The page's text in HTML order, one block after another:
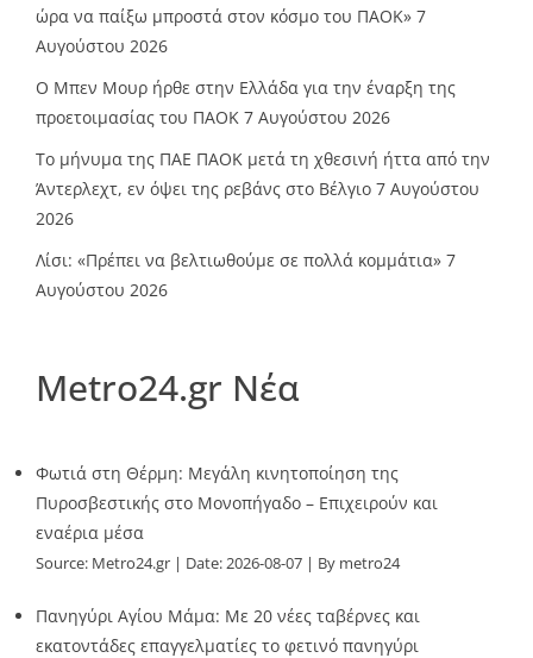
ώρα να παίξω μπροστά στον κόσμο του ΠΑΟΚ» 7
Αυγούστου 2026
O Mπεν Μουρ ήρθε στην Ελλάδα για την έναρξη της
προετοιμασίας του ΠΑΟΚ 7 Αυγούστου 2026
Το μήνυμα της ΠΑΕ ΠΑΟΚ μετά τη χθεσινή ήττα από την
Άντερλεχτ, εν όψει της ρεβάνς στο Βέλγιο 7 Αυγούστου
2026
Λίσι: «Πρέπει να βελτιωθούμε σε πολλά κομμάτια» 7
Αυγούστου 2026
Metro24.gr Νέα
Φωτιά στη Θέρμη: Μεγάλη κινητοποίηση της
Πυροσβεστικής στο Μονοπήγαδο – Επιχειρούν και
εναέρια μέσα
Source: Metro24.gr Date: 2026-08-07 By metro24
Πανηγύρι Αγίου Μάμα: Με 20 νέες ταβέρνες και
εκατοντάδες επαγγελματίες το φετινό πανηγύρι